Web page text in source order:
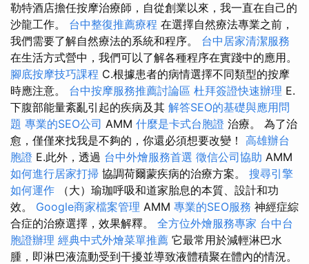
勒特酒店擔任按摩治療師，自從創業以來，我一直在自己的
沙龍工作。 台中整復推薦療程 在選擇自然療法專業之前，
我們需要了解自然療法的系統和程序。 台中居家清潔服務
在生活方式營中，我們可以了解各種程序在實踐中的應用。
腳底按摩技巧課程 C.根據患者的病情選擇不同類型的按摩
時應注意。 台中按摩服務推薦討論區 杜拜簽證快速辦理 E.
下腹部能量紊亂引起的疾病及其 解答SEO的基礎與應用問
題 專業的SEO公司 AMM 什麼是卡式台胞證 治療。 為了治
愈，僅僅來找我是不夠的，你還必須想要改變！ 高雄辦台
胞證 E.此外，透過 台中外燴服務首選 徵信公司協助 AMM
如何進行居家打掃 協調荷爾蒙疾病的治療方案。 搜尋引擎
如何運作 （大）瑜珈呼吸和道家胎息的本質、設計和功
效。 Google商家檔案管理 AMM 專業的SEO服務 神經症綜
合症的治療選擇，效果解釋。 全方位外燴服務專家 台中台
胞證辦理 經典中式外燴菜單推薦 它最常用於減輕淋巴水
腫，即淋巴液流動受到干擾並導致液體積聚在體內的情況。